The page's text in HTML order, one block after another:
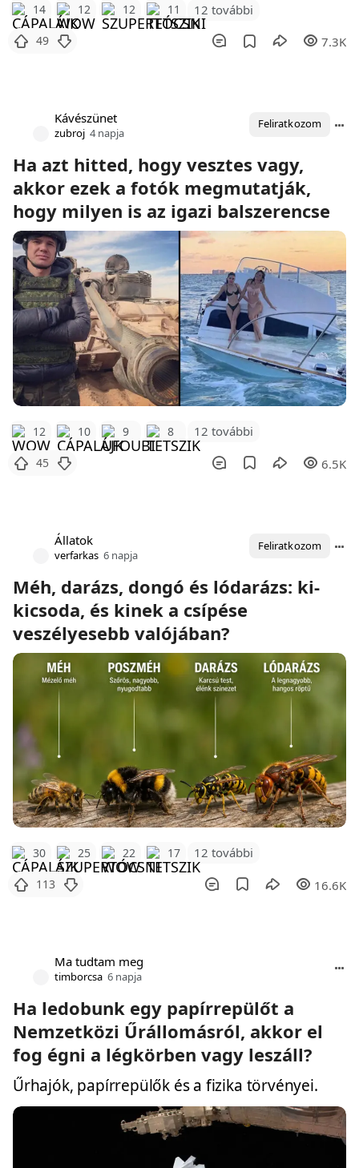
14 12 12 11 12 további
49 7.3K
Kávészünet
zubroj 4 napja
Feliratkozom
Ha azt hitted, hogy vesztes vagy,
akkor ezek a fotók megmutatják,
hogy milyen is az igazi balszerencse
12 10 9 8 12 további
45 6.5K
Állatok
verfarkas 6 napja
Feliratkozom
Méh, darázs, dongó és lódarázs: ki-
kicsoda, és kinek a csípése
veszélyesebb valójában?
30 25 22 17 12 további
113 16.6K
Ma tudtam meg
timborcsa 6 napja
Ha ledobunk egy papírrepülőt a
Nemzetközi Űrállomásról, akkor el
fog égni a légkörben vagy leszáll?
Űrhajók, papírrepülők és a fizika törvényei.